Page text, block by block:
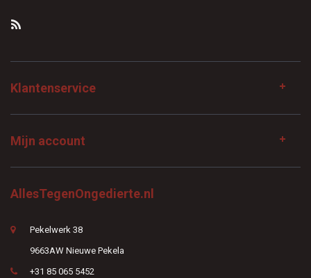
Klantenservice
Mijn account
AllesTegenOngedierte.nl
Pekelwerk 38
9663AW Nieuwe Pekela
+31 85 065 5452